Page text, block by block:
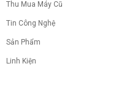
Thu Mua Máy Cũ
Tin Công Nghệ
Sản Phẩm
Linh Kiện